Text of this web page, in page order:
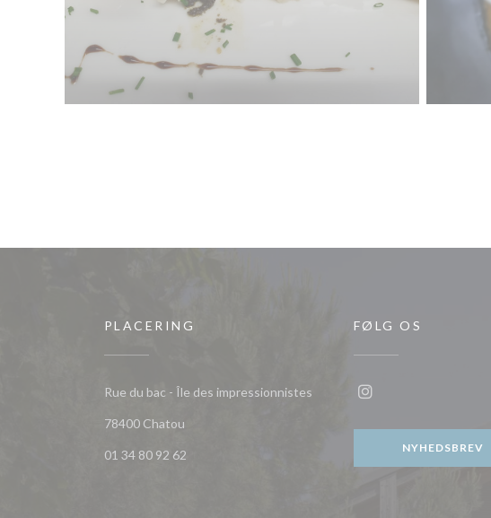
PLACERING
Rue du bac - Île des impressionnistes
78400 Chatou((åbner i et nyt vindue))
01 34 80 92 62
FØLG OS
NYHEDSBREV